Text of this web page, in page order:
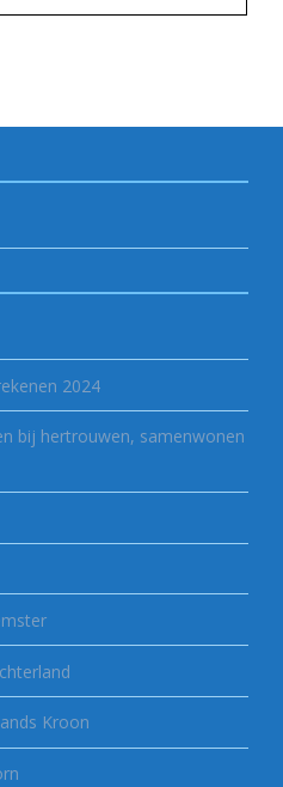
2024
bij hertrouwen, samenwonen
Kroon